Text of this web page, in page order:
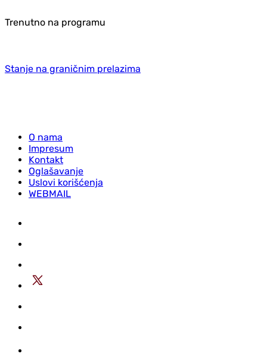
Trenutno na programu
Stanje na graničnim prelazima
O nama
Impresum
Kontakt
Oglašavanje
Uslovi korišćenja
WEBMAIL